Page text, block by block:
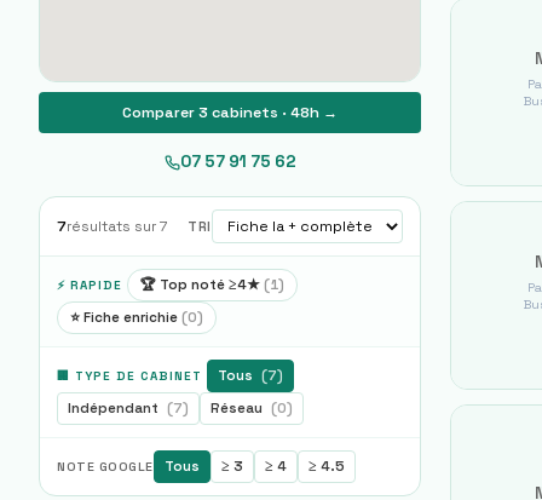
Comparer 3 cabinets · 48h →
07 57 91 75 62
7résultats sur 7 TRI
⚡ RAPIDE 🏆 Top noté ≥4★ (1)
⭐ Fiche enrichie (0)
🏢 TYPE DE CABINET Tous (7)
Indépendant (7) Réseau (0)
NOTE GOOGLE Tous ≥ 3 ≥ 4 ≥ 4.5